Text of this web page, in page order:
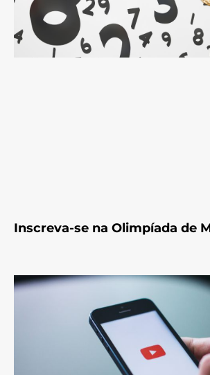
Inscreva-se na Olimpíada de